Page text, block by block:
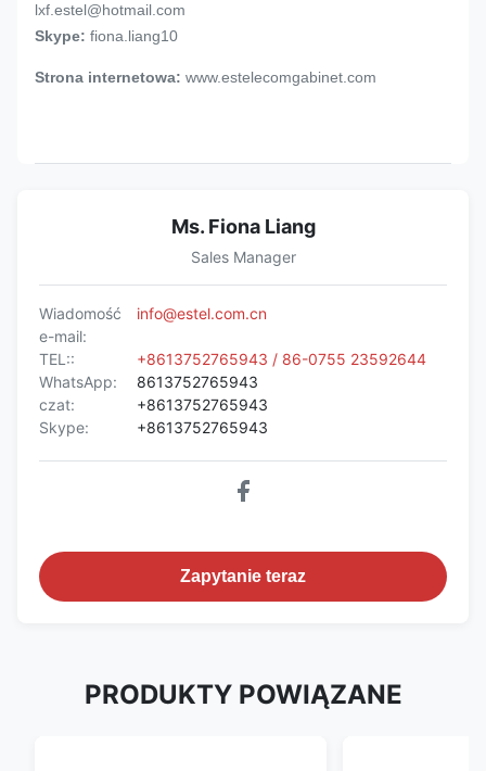
lxf.estel@hotmail.com
Skype: fiona.liang10
Strona internetowa: www.estelecomgabinet.com
Ms. Fiona Liang
Sales Manager
Wiadomość
e-mail:
info@estel.com.cn
TEL::
+8613752765943 / 86-0755 23592644
WhatsApp:
8613752765943
czat:
+8613752765943
Skype:
+8613752765943
Zapytanie teraz
PRODUKTY POWIĄZANE